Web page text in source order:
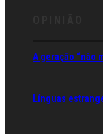
A geração “não
Línguas